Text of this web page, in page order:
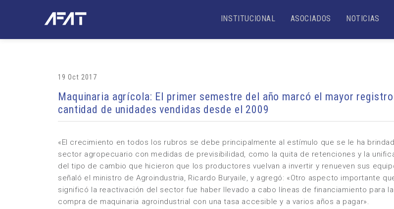
INSTITUCIONAL ASOCIADOS NOTICIAS
19 Oct 2017
Maquinaria agrícola: El primer semestre del año marcó el mayor registro
cantidad de unidades vendidas desde el 2009
«El crecimiento en todos los rubros se debe principalmente al estímulo que se le ha
sector agropecuario con medidas de previsibilidad, como la quita de retenciones y la
del tipo de cambio que hicieron que los productores vuelvan a invertir y renueven sus
señaló el ministro de Agroindustria, Ricardo Buryaile, y agregó: «Otro aspecto importante
significó la reactivación del sector fue haber llevado a cabo líneas de financiamiento para la
compra de maquinaria agroindustrial con una tasa accesible y a varios años a pagar».